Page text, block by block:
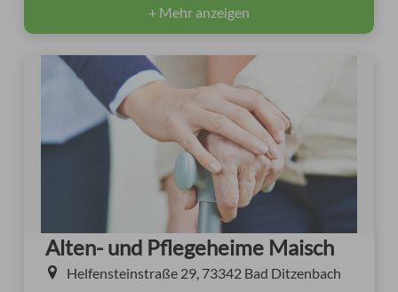
+ Mehr anzeigen
Alten- und Pflegeheime Maisch
Helfensteinstraße 29, 73342 Bad Ditzenbach